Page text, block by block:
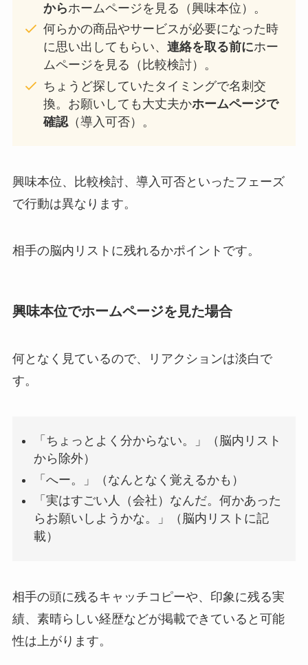
からホームページを見る（興味本位）。
何らかの商品やサービスが必要になった時
に思い出してもらい、 連絡を取る前にホー
ムページを見る（比較検討）。
ちょうど探していたタイミングで名刺交
換。お願いしても大丈夫かホームページで
確認（導入可否）。
興味本位、比較検討、導入可否といったフェーズ
で行動は異なります。
相手の脳内リストに残れるかポイントです。
興味本位でホームページを見た場合
何となく見ているので、リアクションは淡白で
す。
「ちょっとよく分からない。」（脳内リスト
から除外）
「へー。」（なんとなく覚えるかも）
「実はすごい人（会社）なんだ。何かあった
らお願いしようかな。」（脳内リストに記
載）
相手の頭に残るキャッチコピーや、印象に残る実
績、素晴らしい経歴などが掲載できていると可能
性は上がります。